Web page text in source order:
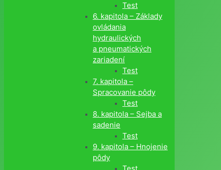
Test
6. kapitola – Základy
ovládania
hydraulických
a pneumatických
zariadení
Test
7. kapitola –
Spracovanie pôdy
Test
8. kapitola – Sejba a
sadenie
Test
9. kapitola – Hnojenie
pôdy